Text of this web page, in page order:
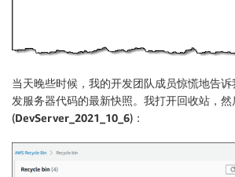
当天晚些时候，我的开发团队成员惊慌地告
发服务器代码的最新快照。我打开回收站，然
(DevServer_2021_10_6)：